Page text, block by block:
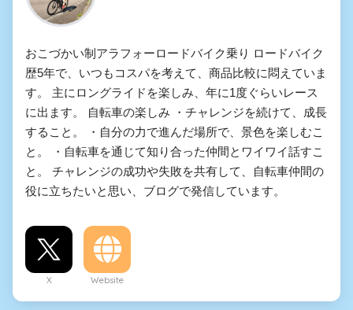
おこづかい制アラフォーロードバイク乗り ロードバイク
歴5年で、いつもコスパを考えて、商品比較に悶えていま
す。 主にロングライドを楽しみ、年に1度ぐらいレース
に出ます。 自転車の楽しみ ・チャレンジを続けて、成長
すること。 ・自分の力で進んだ場所で、景色を楽しむこ
と。 ・自転車を通じて知り合った仲間とワイワイ話すこ
と。 チャレンジの成功や失敗を共有して、自転車仲間の
役に立ちたいと思い、ブログで発信しています。
X Website